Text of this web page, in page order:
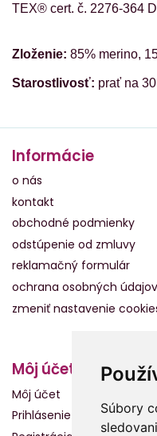
Súbory
TEX® cert. č. 2276-364
Zloženie: 85% merino,
Starostlivosť: prať na
Informácie
o nás
kontakt
obchodné podmienky
odstúpenie od zmluvy
reklamačný formulár
ochrana osobných údajov
zmeniť nastavenie
Môj účet
Môj účet
Prihlásenie